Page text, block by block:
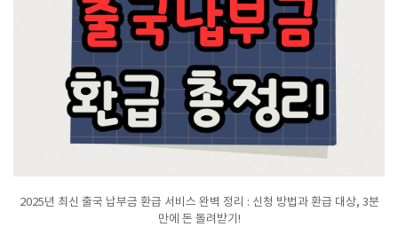
2025년 최신 출국 납부금 환급 서비스 완벽 정리 : 신청 방법과 환급 대상, 3분
만에 돈 돌려받기!